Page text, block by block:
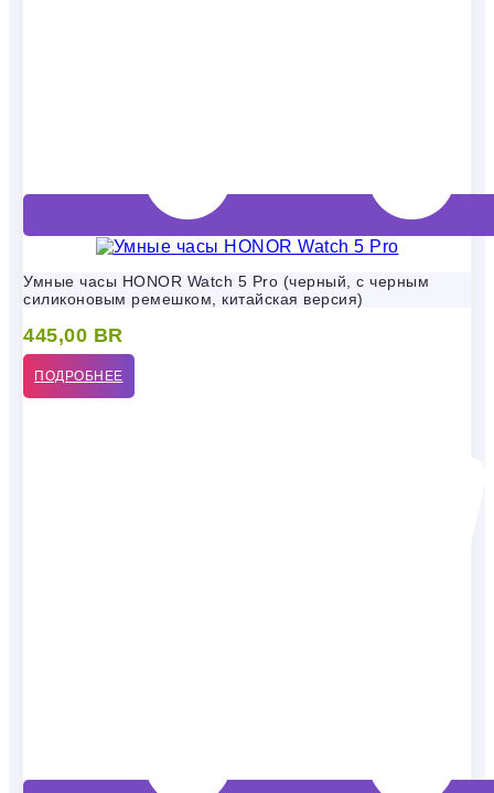
Умные часы HONOR Watch 5 Pro (черный, с черным
силиконовым ремешком, китайская версия)
445,00 BR
ПОДРОБНЕЕ